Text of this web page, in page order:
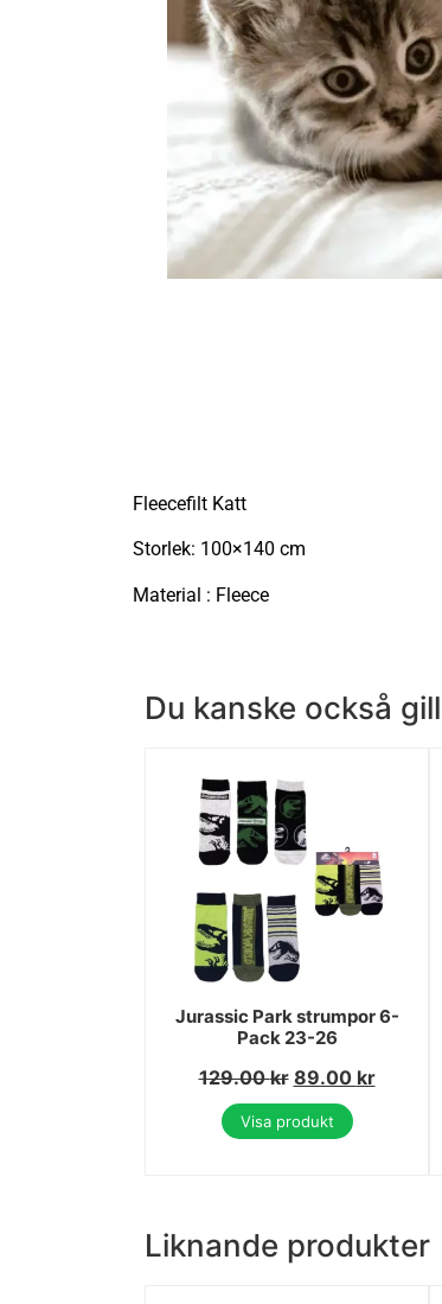
Fleecefilt Katt
Storlek: 100×140 cm
Material : Fleece
Du kanske också
Jurassic Park strumpor 6-
Pack 23-26
129.00kr 89.00 kr
Visa produkt
Liknande produkter